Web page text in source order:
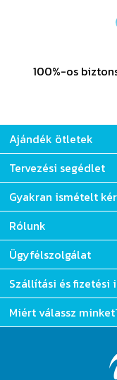
100%-os
Ajándék ötletek
Tervezési segédlet
Gyakran ismételt
Rólunk
Ügyfélszolgálat
Szállítási és fizetési
Miért válassz